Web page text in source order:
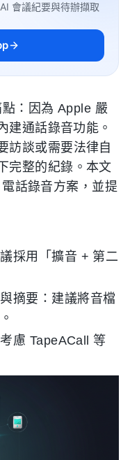
會議紀要與待辦擷取
：因為 Apple 嚴
建通話錄音功能。
訪談或需要法律自
完整的紀錄。本文
話錄音方案，並提
採用「擴音 + 第二
摘要：建議將音檔
慮 TapeACall 等